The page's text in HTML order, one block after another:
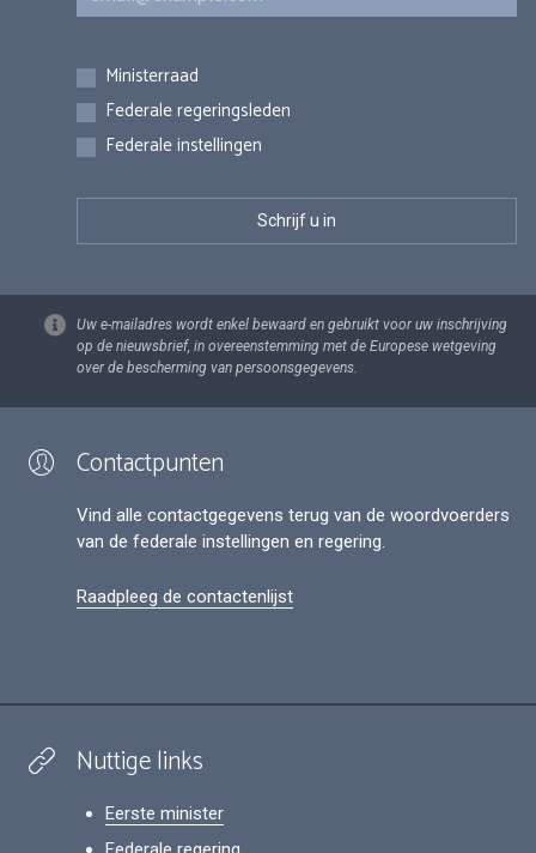
Inschrijvingen
Ministerraad
Federale regeringsleden
Federale instellingen
Uw e-mailadres wordt enkel bewaard en gebruikt voor uw inschrijving
op de nieuwsbrief, in overeenstemming met de Europese wetgeving
over de bescherming van persoonsgegevens.
Contactpunten
Vind alle contactgegevens terug van de woordvoerders
van de federale instellingen en regering.
Raadpleeg de contactenlijst
Nuttige links
Eerste minister